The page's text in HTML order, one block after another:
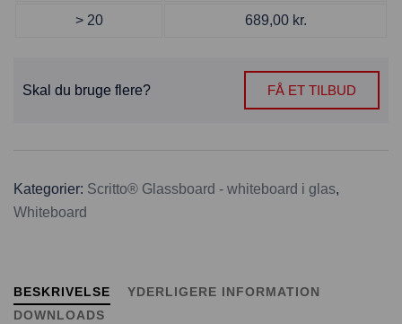
> 20 689,00 kr.
Skal du bruge flere? FÅ ET TILBUD
Kategorier: Scritto® Glassboard - whiteboard i glas,
Whiteboard
BESKRIVELSE
YDERLIGERE INFORMATION
DOWNLOADS